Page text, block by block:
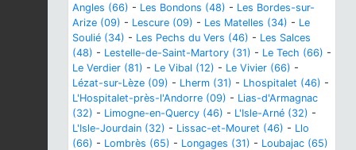
Angles (66) - Les Bondons (48) - Les Bordes-sur-
Arize (09) - Lescure (09) - Les Matelles (34) - Le
Soulié (34) - Les Pechs du Vers (46) - Les Salces
(48) - Lestelle-de-Saint-Martory (31) - Le Tech (66) -
Le Verdier (81) - Le Vibal (12) - Le Vivier (66) -
Lézat-sur-Lèze (09) - Lherm (31) - Lhospitalet (46) -
L'Hospitalet-près-l'Andorre (09) - Lias-d'Armagnac
(32) - Limogne-en-Quercy (46) - L'Isle-Arné (32) -
L'Isle-Jourdain (32) - Lissac-et-Mouret (46) - Llo
(66) - Lombrès (65) - Longages (31) - Loubajac (65)